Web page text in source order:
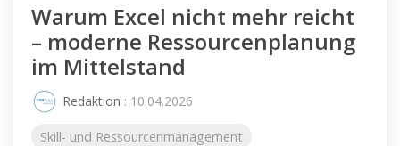
Warum Excel nicht mehr reicht
– moderne Ressourcenplanung
im Mittelstand
Redaktion : 10.04.2026
Skill- und Ressourcenmanagement